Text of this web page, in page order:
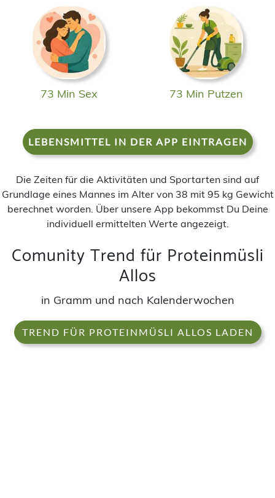
73 Min Sex 73 Min Putzen
LEBENSMITTEL IN DER APP EINTRAGEN
Die Zeiten für die Aktivitäten und Sportarten sind auf
Grundlage eines Mannes im Alter von 38 mit 95 kg Gewicht
berechnet worden. Über unsere App bekommst Du Deine
individuell ermittelten Werte angezeigt.
Comunity Trend für Proteinmüsli
Allos
in Gramm und nach Kalenderwochen
TREND FÜR PROTEINMÜSLI ALLOS LADEN